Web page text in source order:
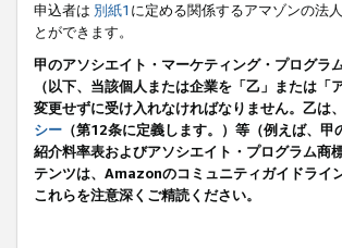
申込者は 別紙1 に定める関係するアマゾンの法
とができます。
甲のアソシエイト・マーケティング・プログラ
（以下、当該個人または企業を「乙」または
変更せずに受け入れなければなりません。乙は
シー （第12条に定義します。）等（例えば、
紹介料率表およびアソシエイト・プログラム
テンツは、Amazonのコミュニティガイドライ
これらを注意深くご精読ください。